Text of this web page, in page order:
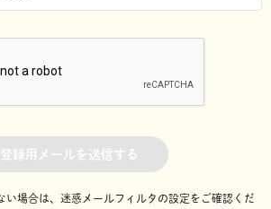
登録用メールを送信する
い場合は、迷惑メールフィルタの設定をご確認くだ